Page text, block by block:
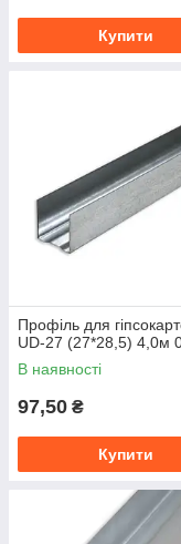
Купити
Профіль для
UD-27 (27*28,5) 4,0м
В наявності
97,50 ₴
Купити